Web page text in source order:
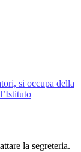
si occupa della
la segreteria.